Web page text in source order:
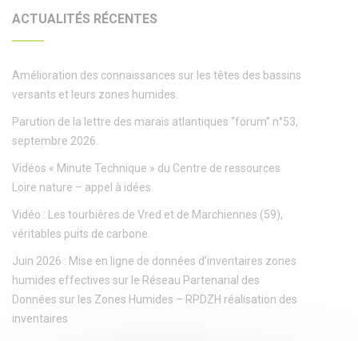
ACTUALITÉS RÉCENTES
Amélioration des connaissances sur les têtes des bassins
versants et leurs zones humides.
Parution de la lettre des marais atlantiques “forum” n°53,
septembre 2026.
Vidéos « Minute Technique » du Centre de ressources
Loire nature – appel à idées.
Vidéo : Les tourbières de Vred et de Marchiennes (59),
véritables puits de carbone.
Juin 2026 : Mise en ligne de données d’inventaires zones
humides effectives sur le Réseau Partenarial des
Données sur les Zones Humides – RPDZH réalisation des
inventaires